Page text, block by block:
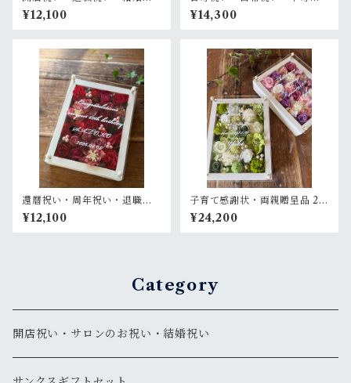
両親贈呈品【名入れ】プリザ
ーブドフラワーアレンジ 和風
木枠ロング〈竹 青紫 〉名入れ
両親贈呈品に
¥12,100
い【名入れ】プリザーブドフ
ラワーアレンジ ウッドフレー
ム ロング茶木枠 横置きタイプ
¥14,300
還暦祝い・周年祝い・退職祝
い・母の日ギフト【名入れ】
プリザーブドフラワーアレン
ジ ウッドフレーム 白木枠〈レ
¥12,100
子育て感謝状・両親贈呈品 2個
セット【名入れ】 プリザーブ
ドフラワーアレンジ ウッドフ
レーム〈白グリーン＆ピンク
¥24,200
Category
開店祝い・サロンのお祝い・結婚祝い